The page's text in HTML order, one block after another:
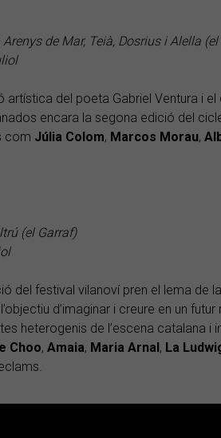
Arenys de Mar, Teià, Dosrius i Alella
artística del poeta Gabriel Ventura i
encara la segona edició del
com Júlia Colom, Marcos Morau,
(el Garraf)
del festival vilanoví pren el lema de
d’imaginar i creure en un
heterogenis de l’escena catalana i
Choo, Amaia, Maria Arnal, La